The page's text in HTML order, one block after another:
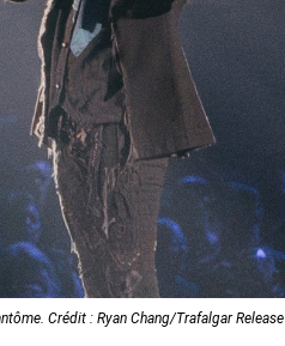
Crédit : Ryan Chang/Trafalgar Release